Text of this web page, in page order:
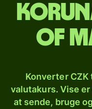
of
Konverter CZK
valutakurs. Vise
at sende, bruge